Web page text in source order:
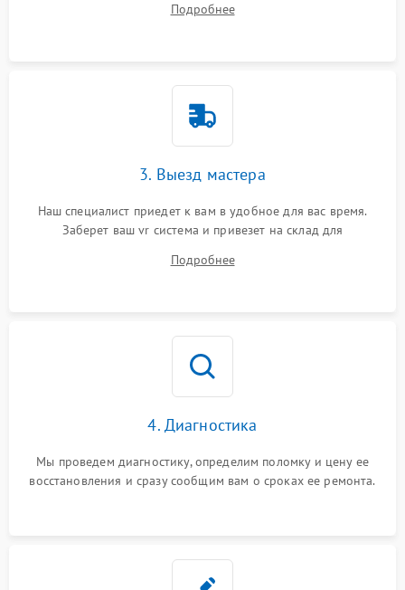
Подробнее
3. Выезд мастера
Наш специалист приедет к вам в удобное для вас время.
Заберет ваш vr система и привезет на склад для
Подробнее
4. Диагностика
Мы проведем диагностику, определим поломку и цену ее
восстановления и сразу сообщим вам о сроках ее ремонта.